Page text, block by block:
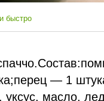
быстро
— 1
уксус, масло,